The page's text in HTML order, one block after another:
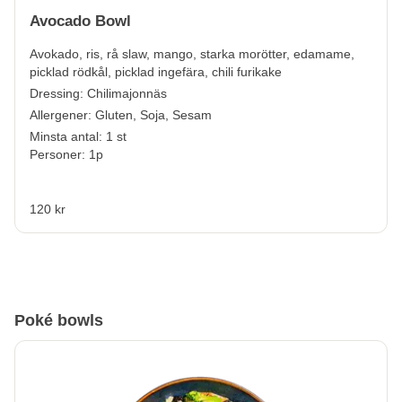
Avocado Bowl
Avokado, ris, rå slaw, mango, starka morötter, edamame,
picklad rödkål, picklad ingefära, chili furikake
Dressing: Chilimajonnäs
Allergener: Gluten, Soja, Sesam
Minsta antal: 1 st
Personer: 1p
120 kr
Poké bowls